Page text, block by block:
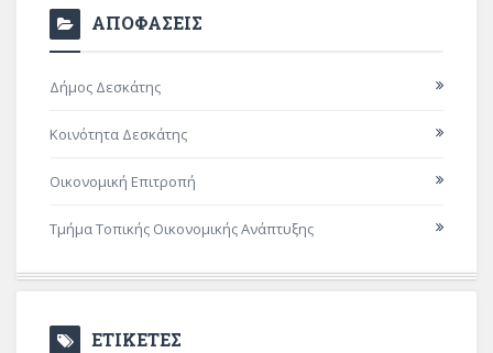
ΑΠΟΦΑΣΕΙΣ
Δήμος Δεσκάτης
Κοινότητα Δεσκάτης
Οικονομική Επιτροπή
Τμήμα Τοπικής Οικονομικής Ανάπτυξης
ΕΤΙΚΕΤΕΣ